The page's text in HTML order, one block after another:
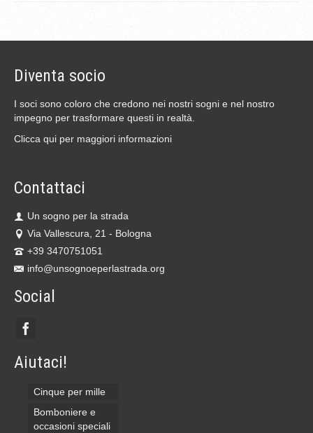
Diventa socio
I soci sono coloro che credono nei nostri sogni e nel nostro
impegno per trasformare questi in realtà.
Clicca qui per maggiori informazioni
Contattaci
Un sogno per la strada
Via Vallescura, 21 - Bologna
+39 3470751051
info@unsognoeperlastrada.org
Social
Aiutaci!
Cinque per mille
Bomboniere e
occasioni speciali